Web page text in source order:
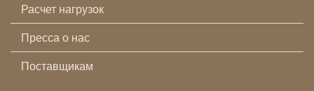
Расчет нагрузок
Пресса о нас
Поставщикам